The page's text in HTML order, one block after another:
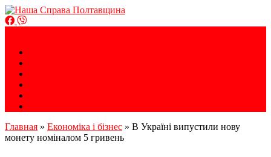
Главная » Економіка і бізнес » В Україні випустили нову
монету номіналом 5 гривень